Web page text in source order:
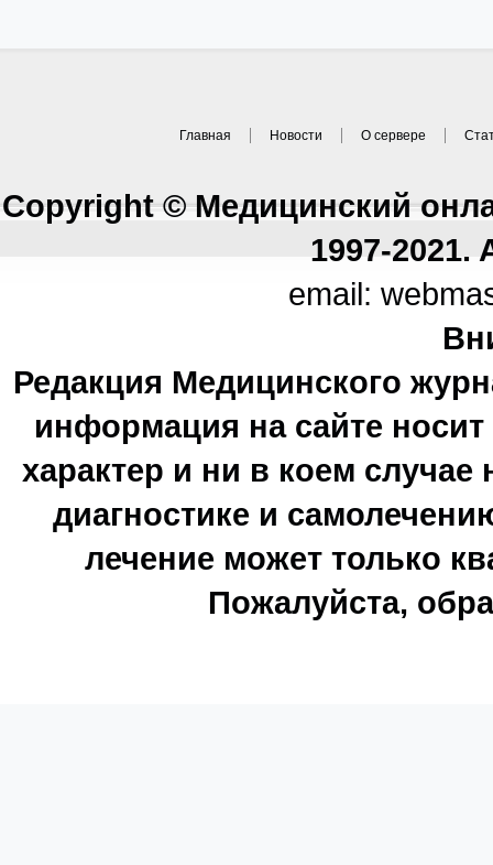
Главная Новости О сервере
Copyright © Медицинский
1997-2021.
email:
Редакция Медицинского
информация на сайте
характер и ни в коем
диагностике и
лечение может только
Пожалуйста,